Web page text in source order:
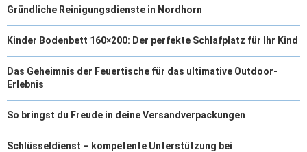
Gründliche Reinigungsdienste in Nordhorn
Kinder Bodenbett 160×200: Der perfekte Schlafplatz für Ihr Kind
Das Geheimnis der Feuertische für das ultimative Outdoor-
Erlebnis
So bringst du Freude in deine Versandverpackungen
Schlüsseldienst – kompetente Unterstützung bei